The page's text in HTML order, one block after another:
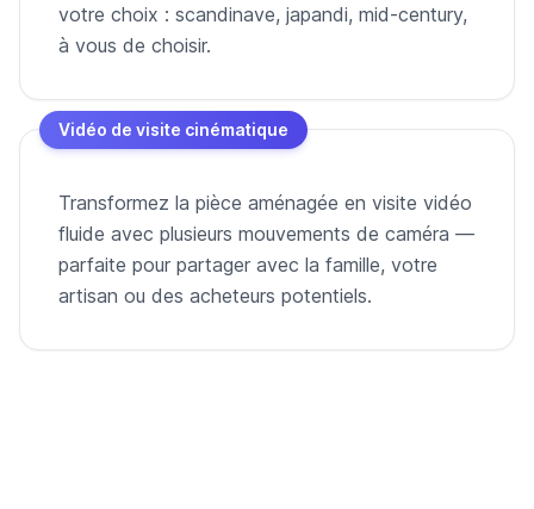
votre choix : scandinave, japandi, mid-century,
à vous de choisir.
Vidéo de visite cinématique
Transformez la pièce aménagée en visite vidéo
fluide avec plusieurs mouvements de caméra —
parfaite pour partager avec la famille, votre
artisan ou des acheteurs potentiels.